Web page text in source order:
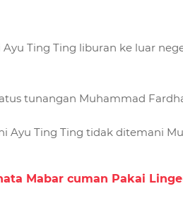
Ting Ting liburan ke luar
tunangan Muhammad
Ayu Ting Ting tidak ditemani
Mabar cuman Pakai